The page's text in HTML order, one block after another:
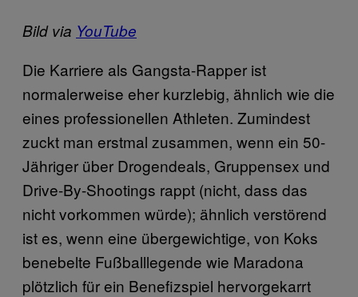
Bild via YouTube
Die Karriere als Gangsta-Rapper ist
normalerweise eher kurzlebig, ähnlich wie die
eines professionellen Athleten. Zumindest
zuckt man erstmal zusammen, wenn ein 50-
Jähriger über Drogendeals, Gruppensex und
Drive-By-Shootings rappt (nicht, dass das
nicht vorkommen würde); ähnlich verstörend
ist es, wenn eine übergewichtige, von Koks
benebelte Fußballlegende wie Maradona
plötzlich für ein Benefizspiel hervorgekarrt